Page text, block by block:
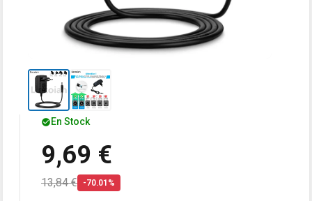
En Stock
9,69 €
13,84 € -70.01%